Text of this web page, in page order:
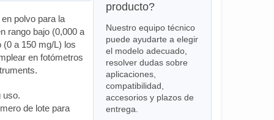
polvo para la
rango bajo (0,000 a
(0 a 150 mg/L) los
en fotómetros
uso.
de lote para
producto?
Nuestro equipo técnico
puede ayudarte a elegir
el modelo adecuado,
resolver dudas sobre
aplicaciones,
compatibilidad,
accesorios y plazos de
entrega.